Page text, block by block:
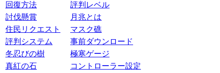
回復方法
評判レベル
討伐懸賞
月兆とは
住民リクエスト
マスク礁
評判システム
事前ダウンロード
冬忍びの樹
極寒ゲージ
真紅の石
コントローラー設定